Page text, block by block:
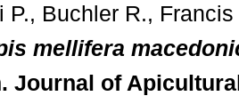
P., Buchler R.,
mellifera
Journal of